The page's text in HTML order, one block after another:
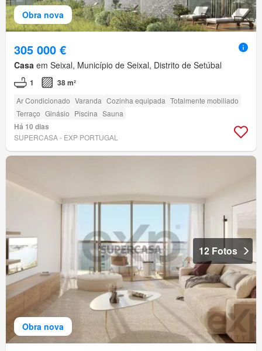
Obra nova
305 000 €
Casa em Seixal, Município de Seixal, Distrito de Setúbal
1 38 m²
Ar Condicionado Varanda Cozinha equipada Totalmente mobiliado
Terraço Ginásio Piscina Sauna
Há 10 dias
SUPERCASA - EXP PORTUGAL
Obra nova
12 Fotos